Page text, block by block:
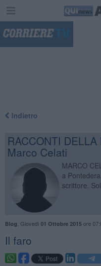
Indietro
RACCONTI
Marco Celati
MARCO
a
scrittore.
Blog Giovedì 01 Ottobre 2015ore
Il faro